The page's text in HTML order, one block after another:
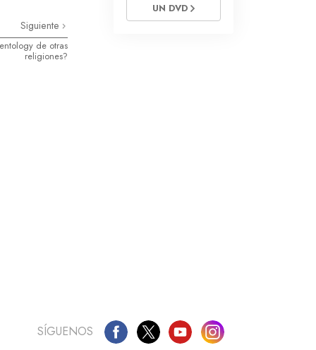
Siguiente
de otras
religiones?
UN DVD
SÍGUENOS